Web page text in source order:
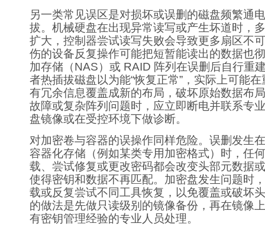
另一类常见误区是对损坏或误删的磁盘频繁通
拔。机械硬盘在出现异常读写或产生坏道时，
扩大，控制器尝试读写失败会导致更多扇区不
伤的设备反复操作可能把短暂能读出的数据也
加存储（NAS）或 RAID 阵列在误删后自行重
者热插拔磁盘以为能“恢复正常”，实际上可能
有冗余信息覆盖成新的布局，破坏原始数据布
故障或复杂阵列问题时，应立即断电并联系专
盘镜像或在受控环境下做诊断。
对加密卷与容器的误操作同样危险。误删发生
容器化存储（例如某类专用加密格式）时，任
载、尝试修复或更改密码都会改变头部元数据
使得密钥和数据不再匹配。加密盘发生问题时
载或反复尝试不同工具恢复，以免覆盖或破坏
的做法是先做只读级别的镜像备份，再在镜像
有密钥管理经验的专业人员处理。